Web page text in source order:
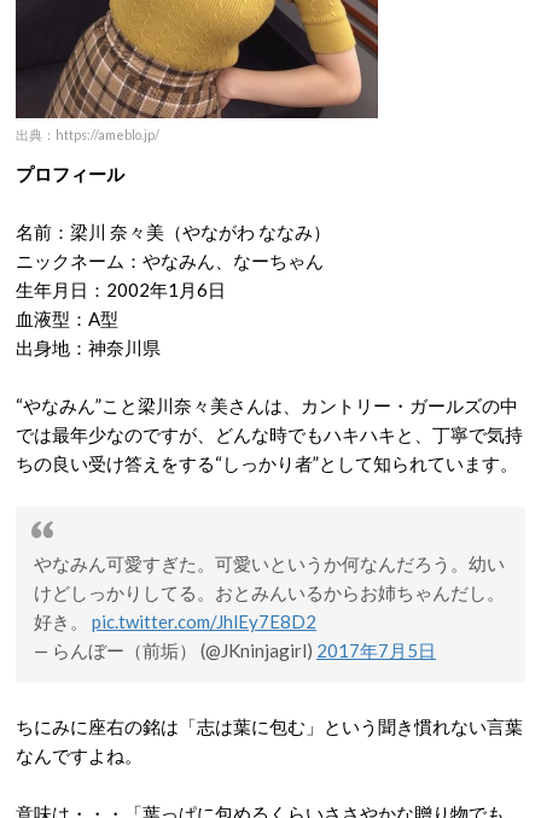
出典：https://ameblo.jp/
プロフィール
名前：梁川 奈々美（やながわ ななみ）
ニックネーム：やなみん、なーちゃん
生年月日：2002年1月6日
血液型：A型
出身地：神奈川県
“やなみん”こと梁川奈々美さんは、カントリー・ガールズの中
では最年少なのですが、どんな時でもハキハキと、丁寧で気持
ちの良い受け答えをする“しっかり者”として知られています。
やなみん可愛すぎた。可愛いというか何なんだろう。幼い
けどしっかりしてる。おとみんいるからお姉ちゃんだし。
好き。 pic.twitter.com/JhlEy7E8D2
— らんぼー（前垢） (@JKninjagirl) 2017年7月5日
ちにみに座右の銘は「志は葉に包む」という聞き慣れない言葉
なんですよね。
意味は・・・「葉っぱに包めるくらいささやかな贈り物でも、